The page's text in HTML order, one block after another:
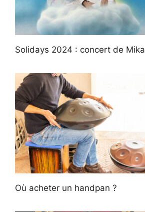
Solidays 2024 : concert de Mika
Où acheter un handpan ?